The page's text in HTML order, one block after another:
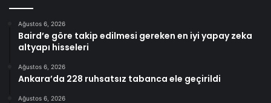
Ağustos 6, 2026
Baird’e göre takip edilmesi gereken en iyi yapay zeka
altyapı hisseleri
Ağustos 6, 2026
Ankara’da 228 ruhsatsız tabanca ele geçirildi
Ağustos 6, 2026